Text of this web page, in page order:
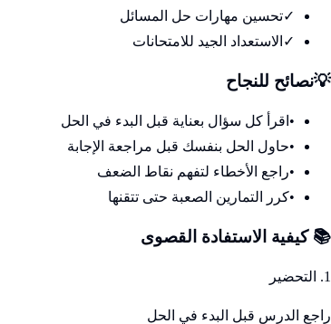
✓تحسين مهارات حل المسائل
✓ الاستعداد الجيد للامتحانات
💡نصائح للنجاح
• اقرأ كل سؤال بعناية قبل البدء في الحل
•حاول الحل بنفسك قبل مراجعة الإجابة
•راجع الأخطاء لتفهم نقاط الضعف
•كرر التمارين الصعبة حتى تتقنها
📚 كيفية الاستفادة القصوى
1. التحضير
راجع الدرس قبل البدء في الحل